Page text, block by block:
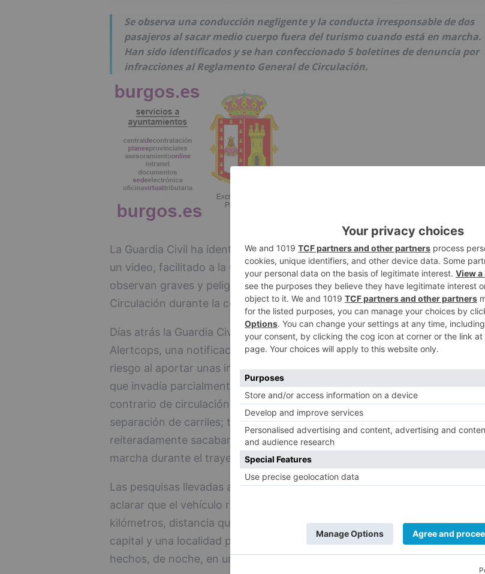
Se observa una conducción negligente y la conducta irresponsable de dos
pasajeros al sacar medio cuerpo fuera del turismo cuando está en marcha.
Han sido identificados y se han confeccionado 5 boletines de denuncia por
infracciones al Reglamento General de Circulación.
La Guardia Civil ha identificado y localizado a las personas que salen en
un video, facilitado a la Guardia Civil por un ciudadano, en el que se
observan graves y peligrosas infracciones al Reglamento General de
Circulación durante la conducción, con el vehículo en marcha.
Días atrás la Guardia Civil de Burgos recibía a través de la aplicación móvil
Alertcops, una notificación de un particular facilitando una situación de
riesgo al aportar unas imágenes en las que se veía un turismo en marcha
que invadía parcialmente en varias ocasiones el carril reservado al sentido
contrario de circulación y sobrepasaba la línea continua central de
separación de carriles; también se veía a dos pasajeros que temeraria y
reiteradamente sacaban la mitad del cuerpo fuera del vehículo con éste
marcha durante el trayecto.
Las pesquisas llevadas a cabo por los investigadores han permitido
aclarar que el vehículo recorrió aproximadamente un tramo de dos
kilómetros, distancia que separa un polígono de los extrarradios de la
capital y una localidad próxima a ésta donde se gravaron los graves
hechos, de noche, en una vía de comunicación de la red vial secundaria.